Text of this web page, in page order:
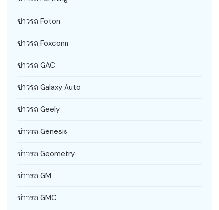
ข่าวรถ Foton
ข่าวรถ Foxconn
ข่าวรถ GAC
ข่าวรถ Galaxy Auto
ข่าวรถ Geely
ข่าวรถ Genesis
ข่าวรถ Geometry
ข่าวรถ GM
ข่าวรถ GMC